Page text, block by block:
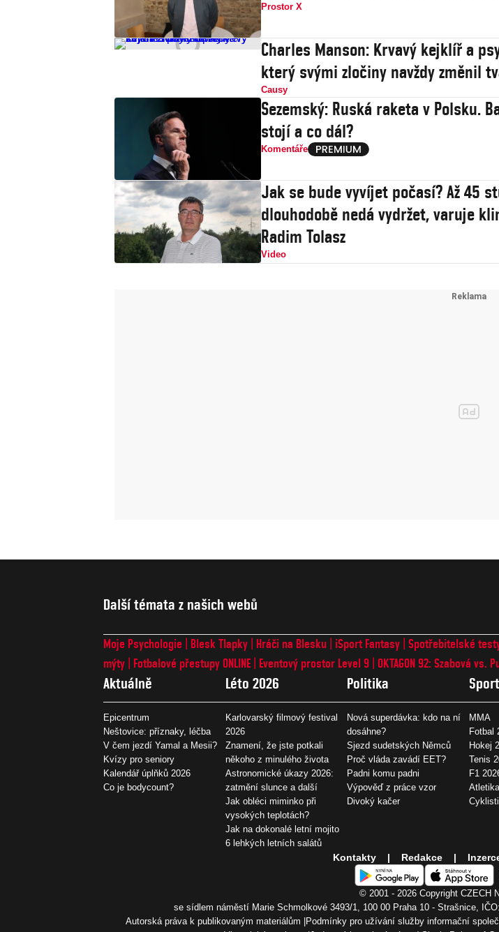
Prostor X
Charles Manson: Krvavý kejklíř a
který svými zločiny navždy změnil
Causy
Sezemský: Ruská raketa v Polsku.
stojí a co dál?
Komentáře
Jak se bude vyvíjet počasí? Až 45
dlouhodobě nedá vydržet, varuje
Radim Tolasz
Video
Další témata z našich webů
Moje Psychologie Blesk Tlapky Hráči na Blesku iSport Fantasy Spotřebitelské
mýty
Fotbalové přestupy ONLINE Eventový prostor Level 9 OKTAGON 92: Szabová vs.
Aktuálně
Epicentrum
Neštovice: příznaky, léčba
V čem jezdí Yamal a Mesii?
Kvízy pro seniory
Kalendář úplňků 2026
Co je bodycount?
Léto 2026
Karlovarský filmový festival
2026
Znamení, že jste potkali
někoho z minulého života
Astronomické úkazy 2026:
zatmění slunce a další
Jak obléci miminko při
vysokých teplotách?
Jak na dokonalé letní mojito
6 lehkých letních salátů
Politika
Nová superdávka: kdo na ní
dosáhne?
Sjezd sudetských Němců
Proč vláda zavádí EET?
Padni komu padni
Výpověď z práce vzor
Divoký kačer
MMA
Fotbal
Hokej
Tenis
F1
Kontakty Redakce
© 2001 - 2026 Copyright CZECH
se sídlem náměstí Marie Schmolkové 3493/1, 100 00 Praha 10 - Strašnice,
Autorská práva k publikovaným materiálům Podmínky pro užívání služby informační